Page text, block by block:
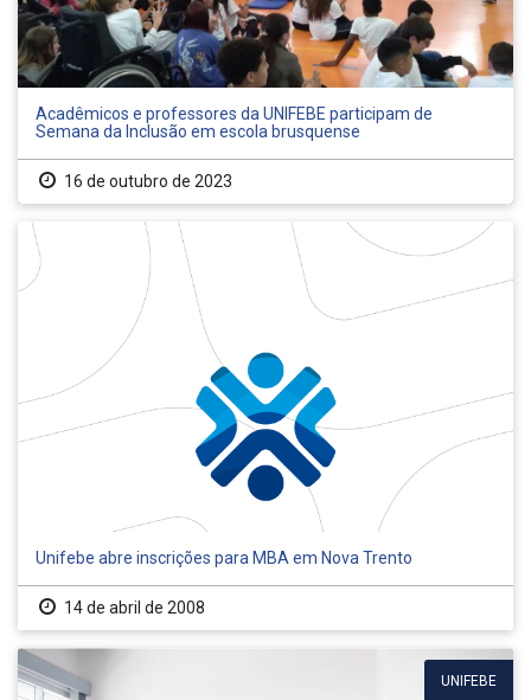
Acadêmicos e professores da UNIFEBE participam de
Semana da Inclusão em escola brusquense
16 de outubro de 2023
Unifebe abre inscrições para MBA em Nova Trento
14 de abril de 2008
UNIFEBE